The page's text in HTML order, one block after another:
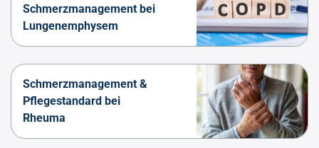
Schmerzmanagement bei
Lungenemphysem
Schmerzmanagement &
Pflegestandard bei
Rheuma